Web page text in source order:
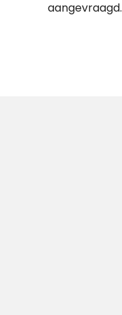
aangevraagd.